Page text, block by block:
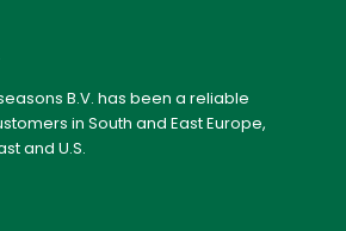
B.V. has been a reliable
in South and East Europe,
and U.S.